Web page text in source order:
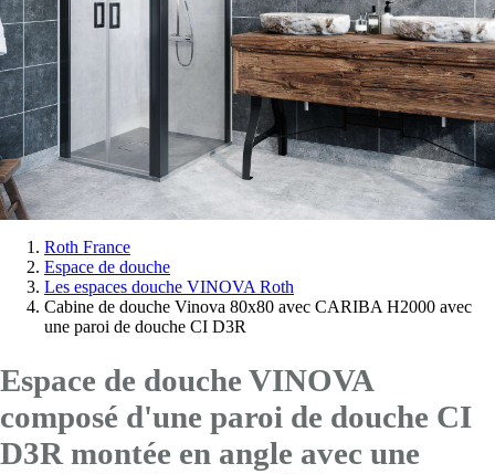
Vous
êtes
Roth France
Espace de douche
Les espaces douche VINOVA Roth
Cabine de douche Vinova 80x80 avec CARIBA H2000 avec
une paroi de douche CI D3R
Espace de douche VINOVA
composé d'une paroi de douche CI
D3R montée en angle avec une